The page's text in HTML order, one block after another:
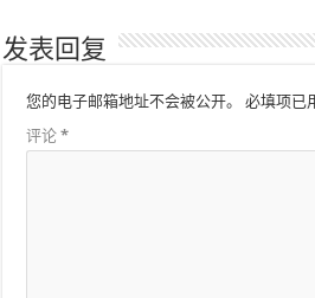
发表回复
您的电子邮箱地址不会被公开。 必填项已
评论*